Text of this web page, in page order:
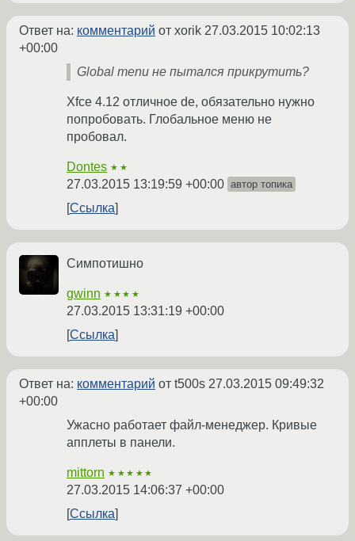
Ответ на: комментарий от xorik 27.03.2015 10:02:13
+00:00
Global menu не пытался прикрутить?
Xfce 4.12 отличное de, обязательно нужно
попробовать. Глобальное меню не
пробовал.
Dontes ★★
27.03.2015 13:19:59 +00:00 автор топика
Ссылка
Симпотишно
gwinn ★★★★
27.03.2015 13:31:19 +00:00
Ссылка
Ответ на: комментарий от t500s 27.03.2015 09:49:32
+00:00
Ужасно работает файл-менеджер. Кривые
апплеты в панели.
mittorn ★★★★★
27.03.2015 14:06:37 +00:00
Ссылка